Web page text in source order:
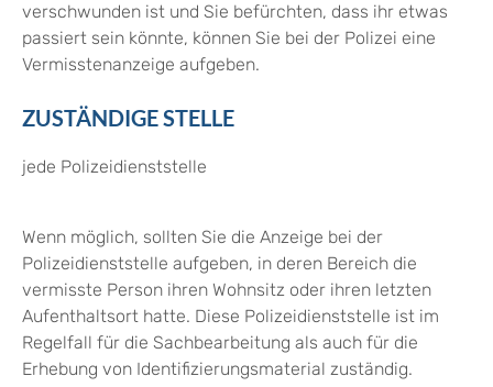
verschwunden ist und Sie befürchten, dass ihr etwas
passiert sein könnte, können Sie bei der Polizei eine
Vermisstenanzeige aufgeben.
ZUSTÄNDIGE STELLE
jede Polizeidienststelle
Wenn möglich, sollten Sie die Anzeige bei der
Polizeidienststelle aufgeben, in deren Bereich die
vermisste Person ihren Wohnsitz oder ihren letzten
Aufenthaltsort hatte. Diese Polizeidienststelle ist im
Regelfall für die Sachbearbeitung als auch für die
Erhebung von Identifizierungsmaterial zuständig.